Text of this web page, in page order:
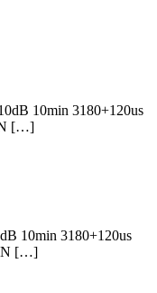
10min 3180+120us
[…]
10min 3180+120us
[…]